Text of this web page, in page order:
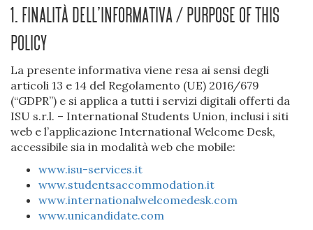
1. Finalità dell’Informativa / Purpose of this
Policy
La presente informativa viene resa ai sensi degli
articoli 13 e 14 del Regolamento (UE) 2016/679
(“GDPR”) e si applica a tutti i servizi digitali offerti da
ISU s.r.l. – International Students Union, inclusi i siti
web e l’applicazione International Welcome Desk,
accessibile sia in modalità web che mobile:
www.isu-services.it
www.studentsaccommodation.it
www.internationalwelcomedesk.com
www.unicandidate.com